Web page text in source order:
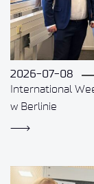
2026-07-08
International
w Berlinie